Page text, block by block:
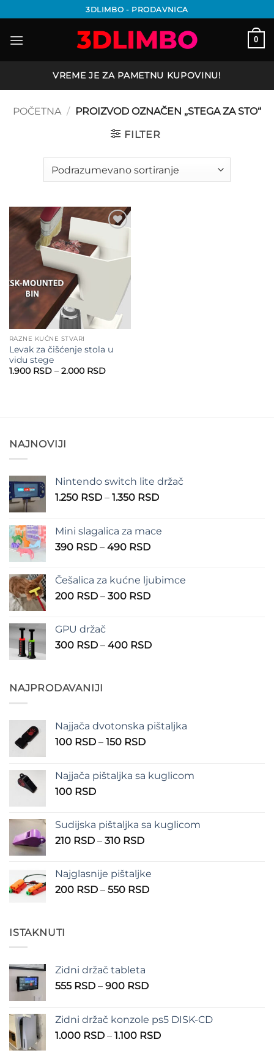
na
sadržaj
3DLIMBO - PRODAVNICA
0
VREME JE ZA PAMETNU KUPOVINU!
POČETNA / PROIZVOD OZNAČEN „STEGA ZA STO“
FILTER
wishlist
RAZNE KUĆNE STVARI
Levak za čišćenje stola u
vidu stege
1.900 RSD – 2.000 RSDRaspon
NAJNOVIJI
Nintendo switch lite držač
1.250 RSD – 1.350 RSDRaspon
1.250 RSD
Mini slagalica za mace
390 RSD – 490 RSDRaspon
390 RSD
do
Češalica za kućne ljubimce
200 RSD – 300 RSDRaspon
do
GPU držač
300 RSD – 400 RSDRaspon
NAJPRODAVANIJI
Najjača dvotonska pištaljka
100 RSD – 150 RSDRaspon
100 RSD
Najjača pištaljka sa kuglicom
100 RSD
Sudijska pištaljka sa kuglicom
210 RSD – 310 RSDRaspon
210 RSD
do
Najglasnije pištaljke
200 RSD – 550 RSDRaspon
ISTAKNUTI
Zidni držač tableta
555 RSD – 900 RSDRaspon
555 RSD
do
Zidni držač konzole ps5 DISK-CD
1.000 RSD – 1.100 RSDRaspon